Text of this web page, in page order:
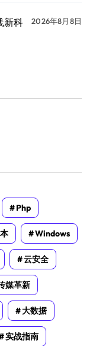
新科
2026年8月8日
Php
Windows
云安全
媒革新
大数据
实战指南